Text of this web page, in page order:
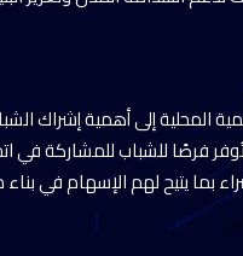
المحلية إلى أهمية إشراك
فرصًا للشباب للمشاركة في
بما يتيح لهم الإسهام في